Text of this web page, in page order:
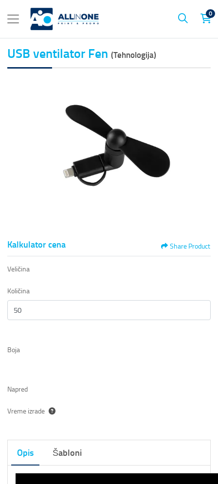
0
USB ventilator Fen (Tehnologija)
Kalkulator cena Share Product
Veličina
Količina
Boja
Napred
Vreme izrade
Opis Šabloni